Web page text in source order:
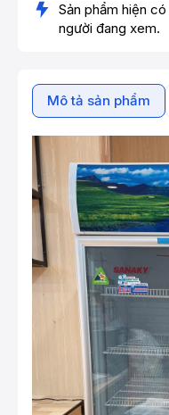
Sản phẩm hiện có
người đang xem.
Mô tả sản phẩm